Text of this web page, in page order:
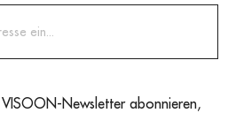
Newsletter abonnieren,